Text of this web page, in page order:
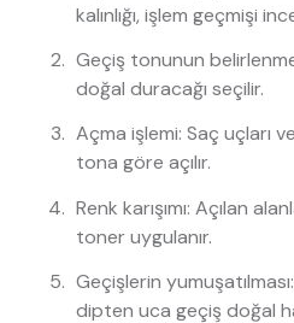
kalınlığı, işlem geçmişi
Geçiş tonunun
doğal duracağı seçilir.
Açma işlemi: Saç uçları
tona göre açılır.
Renk karışımı: Açılan
toner uygulanır.
Geçişlerin
dipten uca geçiş doğal